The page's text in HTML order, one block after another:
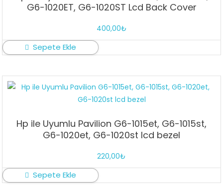
G6-1020ET, G6-1020ST Lcd Back Cover
400,00₺
Sepete Ekle
Hp ile Uyumlu Pavilion G6-1015et, G6-1015st,
G6-1020et, G6-1020st lcd bezel
220,00₺
Sepete Ekle